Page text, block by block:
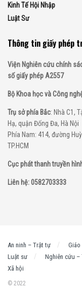
Kinh Tế Hội Nhập
Luật Sư
Thông tin giấy phép
Viện Nghiên cứu chính
số giấy phép A2557
Bộ Khoa học và Công
Trụ sở phía Bắc: Nhà C1,
Hạ, quận Đống Đa, Hà Nội
Phía Nam: 414, đường
TP.HCM
Cục phát thanh truyền
Liên hệ: 0582703333
An ninh – Trật tự Giáo
Luật sư
Nghiên cứu –
Xã hội
© 2022